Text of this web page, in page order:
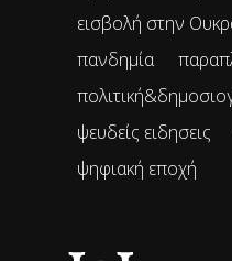
εισβολή στην
πανδημία
ψευδείς ειδησεις
ψηφιακή εποχή